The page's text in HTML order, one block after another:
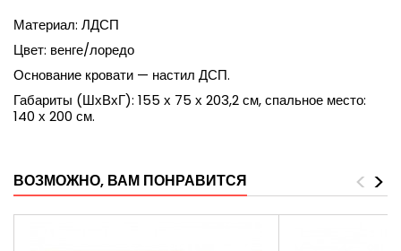
Материал: ЛДСП
Цвет: венге/лоредо
Основание кровати — настил ДСП.
Габариты (ШхВхГ): 155 х 75 х 203,2 см, спальное место:
140 х 200 см.
ВОЗМОЖНО, ВАМ ПОНРАВИТСЯ >
<